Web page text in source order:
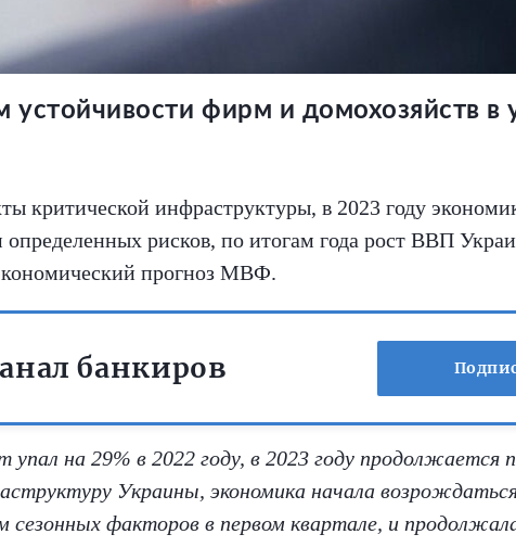
фирм и домохозяйств в
критической инфраструктуры, в 2023 году
определенных рисков, по итогам года рост ВВП
прогноз МВФ.
банкиров
упал на 29% в 2022 году, в 2023 году продолжается
Украины, экономика начала
сезонных факторов в первом квартале, и